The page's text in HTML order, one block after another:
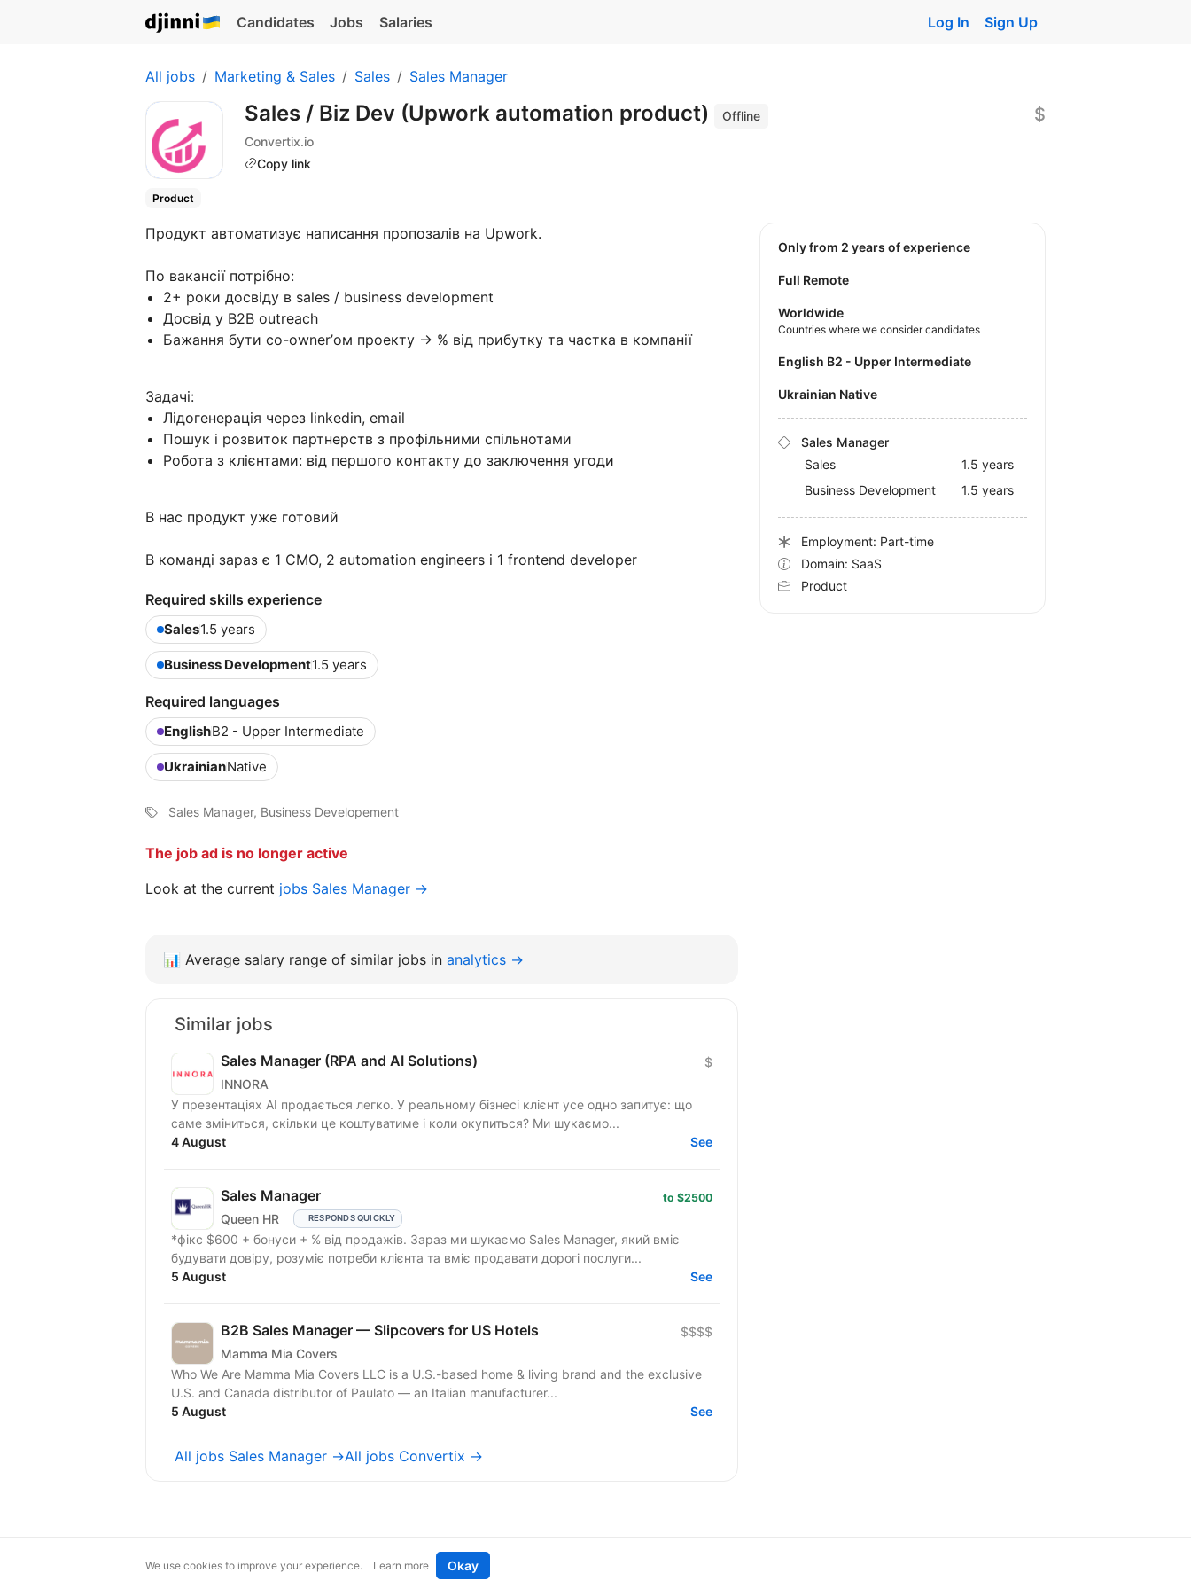
Candidates Jobs Salaries Log In Sign Up
All jobs Marketing & Sales Sales Sales Manager
Sales / Biz Dev (Upwork automation product)
Offline
Convertix.io
Copy link
$
Product
Продукт автоматизує написання пропозалів на Upwork.
По вакансії потрібно:
2+ роки досвіду в sales / business development
Досвід у B2B outreach
Бажання бути co-owner’ом проекту → % від прибутку та частка в компанії
Задачі:
Лідогенерація через linkedin, email
Пошук і розвиток партнерств з профільними спільнотами
Робота з клієнтами: від першого контакту до заключення угоди
В нас продукт уже готовий
В команді зараз є 1 CMO, 2 automation engineers і 1 frontend developer
Required skills experience
Sales1.5 years
Business Development1.5 years
Required languages
EnglishB2 - Upper Intermediate
UkrainianNative
Sales Manager, Business Developement
The job ad is no longer active
Look at the current jobs Sales Manager →
Only from 2 years of experience
Full Remote
Worldwide
Countries where we consider candidates
English B2 - Upper Intermediate
Ukrainian Native
Sales Manager
Sales
1.5 years
Business Development
1.5 years
Employment: Part-time
Domain: SaaS
Product
📊 Average salary range of similar jobs in analytics →
Similar jobs
Sales Manager (RPA and AI Solutions)
INNORA
$
У презентаціях AI продається легко. У реальному бізнесі клієнт усе одно запитує: що
саме зміниться, скільки це коштуватиме і коли окупиться? Ми шукаємо...
4 August
See
Sales Manager
Queen HR RESPONDS QUICKLY
to $2500
*фікс $600 + бонуси + % від продажів. Зараз ми шукаємо Sales Manager, який вміє
будувати довіру, розуміє потреби клієнта та вміє продавати дорогі послуги...
5 August
See
B2B Sales Manager — Slipcovers for US Hotels
Mamma Mia Covers
$$$$
Who We Are Mamma Mia Covers LLC is a U.S.-based home & living brand and the exclusive
U.S. and Canada distributor of Paulato — an Italian manufacturer...
5 August
See
All jobs Sales Manager →All jobs Convertix →
magic@djinni.co Terms of Use Suggest an idea Remote tech jobs in Europe
We use cookies to improve your experience. Learn more Okay